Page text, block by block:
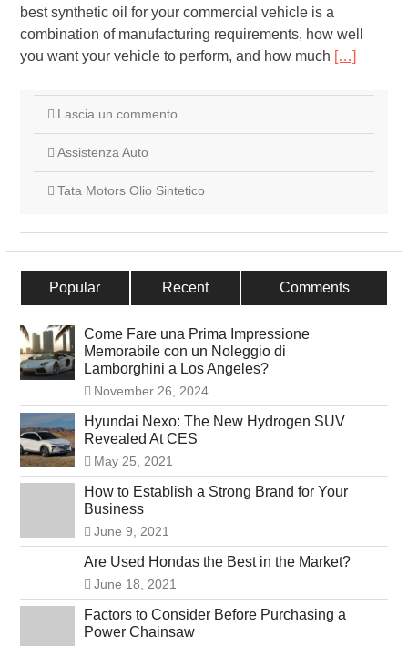
best synthetic oil for your commercial vehicle is a
combination of manufacturing requirements, how well
you want your vehicle to perform, and how much […]
Lascia un commento
Assistenza Auto
Tata Motors Olio Sintetico
Popular Recent Comments
Come Fare una Prima Impressione
Memorabile con un Noleggio di
Lamborghini a Los Angeles?
November 26, 2024
Hyundai Nexo: The New Hydrogen SUV
Revealed At CES
May 25, 2021
How to Establish a Strong Brand for Your
Business
June 9, 2021
Are Used Hondas the Best in the Market?
June 18, 2021
Factors to Consider Before Purchasing a
Power Chainsaw